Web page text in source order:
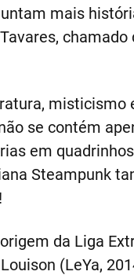
mais
chamado
misticismo
se contém
em
Steampunk
da Liga
(LeYa,